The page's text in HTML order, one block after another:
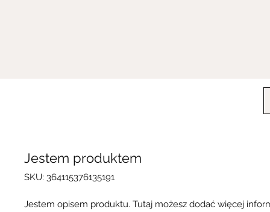
Jestem produktem
SKU: 364115376135191
Jestem opisem produktu. Tutaj możesz dodać więcej